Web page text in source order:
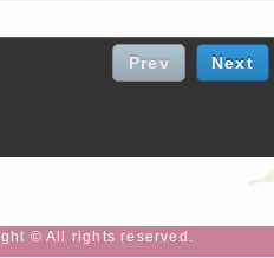
Prev Next
© All rights reserved.